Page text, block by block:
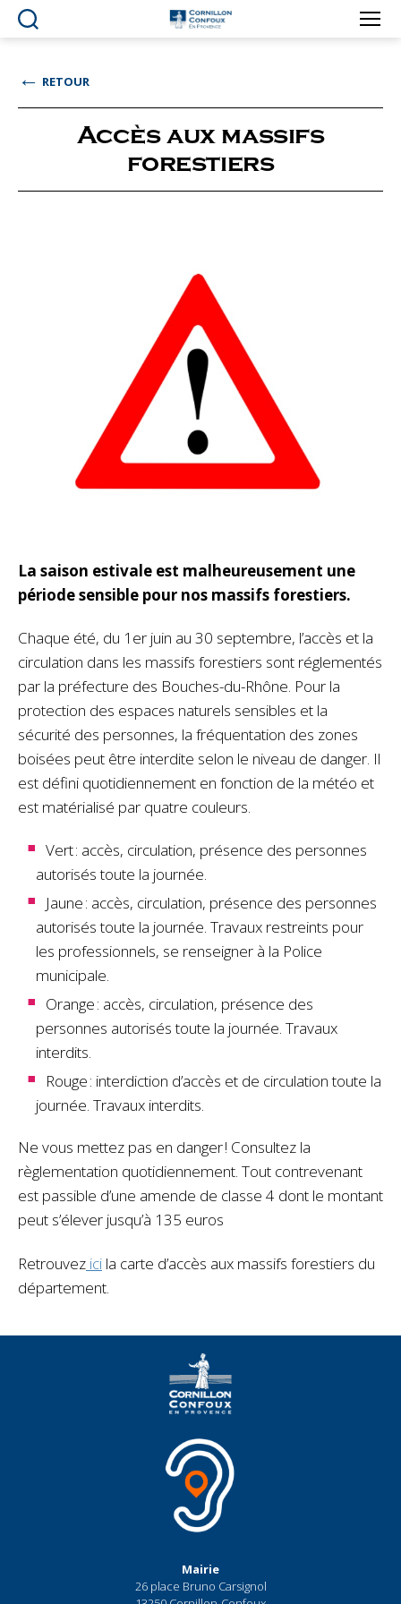
Ville
en
Provence
← RETOUR
Accès aux massifs
forestiers
La saison estivale est malheureusement une
période sensible pour nos massifs forestiers.
Chaque été, du 1er juin au 30 septembre, l’accès et la
circulation dans les massifs forestiers sont réglementés
par la préfecture des Bouches-du-Rhône. Pour la
protection des espaces naturels sensibles et la
sécurité des personnes, la fréquentation des zones
boisées peut être interdite selon le niveau de danger. Il
est défini quotidiennement en fonction de la météo et
est matérialisé par quatre couleurs.
Vert : accès, circulation, présence des personnes
autorisés toute la journée.
Jaune : accès, circulation, présence des personnes
autorisés toute la journée. Travaux restreints pour
les professionnels, se renseigner à la Police
municipale.
Orange : accès, circulation, présence des
personnes autorisés toute la journée. Travaux
interdits.
Rouge : interdiction d’accès et de circulation toute la
journée. Travaux interdits.
Ne vous mettez pas en danger ! Consultez la
règlementation quotidiennement. Tout contrevenant
est passible d’une amende de classe 4 dont le montant
peut s’élever jusqu’à 135 euros
Retrouvez ici la carte d’accès aux massifs forestiers du
département.
Mairie
26 place Bruno Carsignol